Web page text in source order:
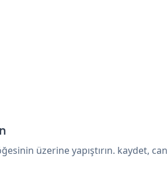
üzerine yapıştırın. kaydet,